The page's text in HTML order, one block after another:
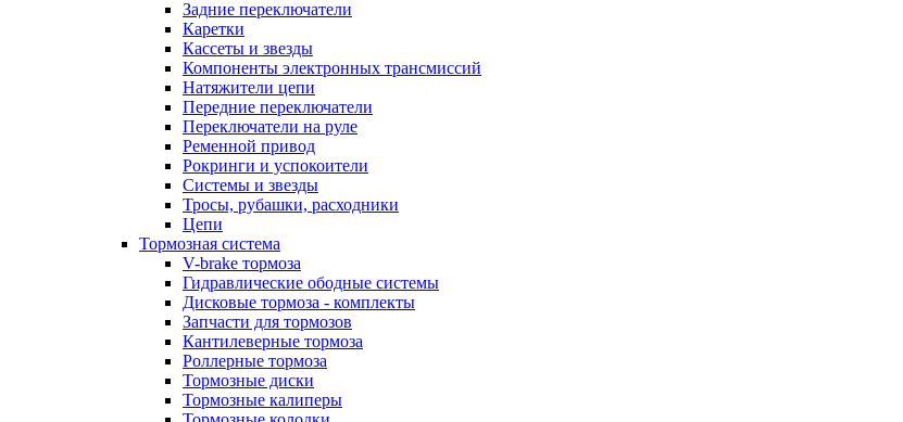
Задние переключатели
Каретки
Кассеты и звезды
Компоненты электронных трансмиссий
Натяжители цепи
Передние переключатели
Переключатели на руле
Ременной привод
Рокринги и успокоители
Системы и звезды
Тросы, рубашки, расходники
Цепи
Тормозная система
V-brake тормоза
Гидравлические ободные системы
Дисковые тормоза - комплекты
Запчасти для тормозов
Кантилеверные тормоза
Роллерные тормоза
Тормозные диски
Тормозные калиперы